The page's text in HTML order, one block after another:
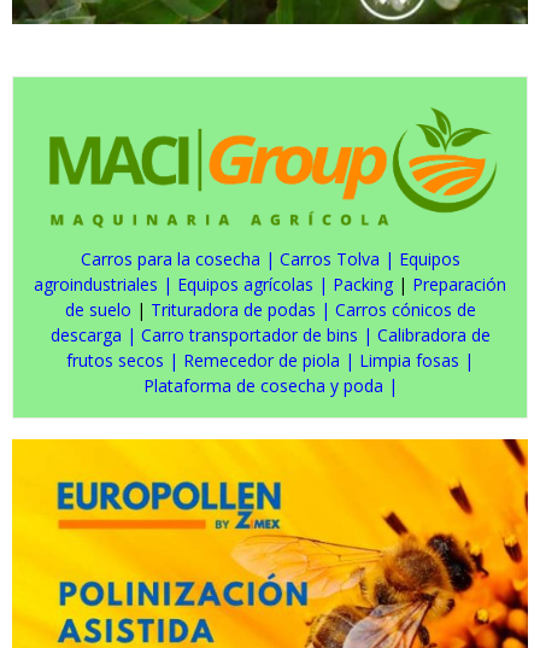
Carros para la cosecha | Carros Tolva | Equipos
agroindustriales | Equipos agrícolas | Packing | Preparación
de suelo | Trituradora de podas | Carros cónicos de
descarga | Carro transportador de bins | Calibradora de
frutos secos | Remecedor de piola | Limpia fosas |
Plataforma de cosecha y poda |